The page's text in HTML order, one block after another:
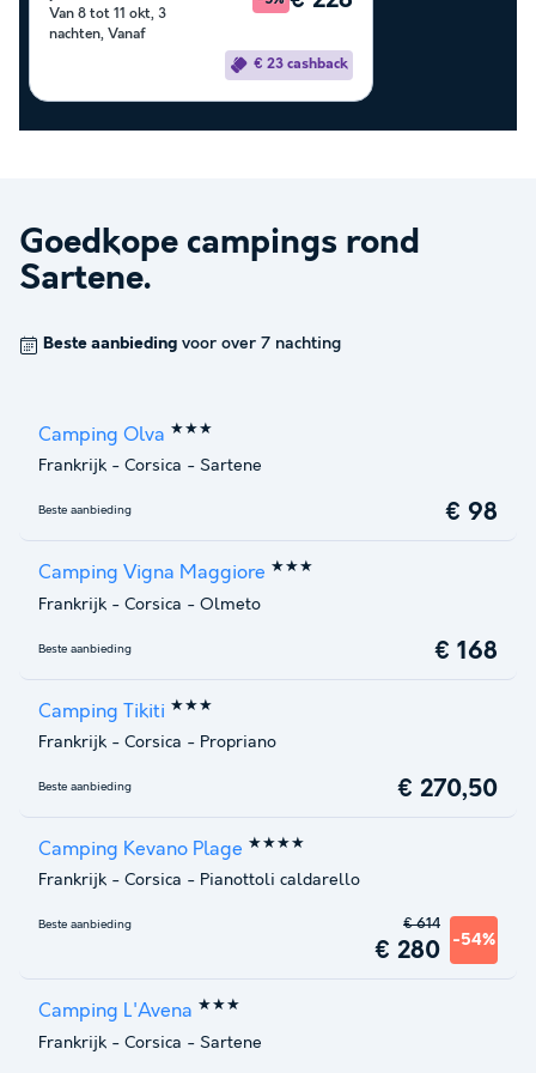
Van 8 tot 11 okt, 3
nachten, Vanaf
€ 23 cashback
Goedkope campings rond
Sartene.
Beste aanbieding voor over 7 nachting
Camping Olva ★★★
Frankrijk - Corsica - Sartene
Beste aanbieding € 98
Camping Vigna Maggiore ★★★
Frankrijk - Corsica - Olmeto
Beste aanbieding € 168
Camping Tikiti ★★★
Frankrijk - Corsica - Propriano
Beste aanbieding € 270,50
Camping Kevano Plage ★★★★
Frankrijk - Corsica - Pianottoli caldarello
Beste aanbieding
€ 280 -54%
€ 614
Camping L'Avena ★★★
Frankrijk - Corsica - Sartene